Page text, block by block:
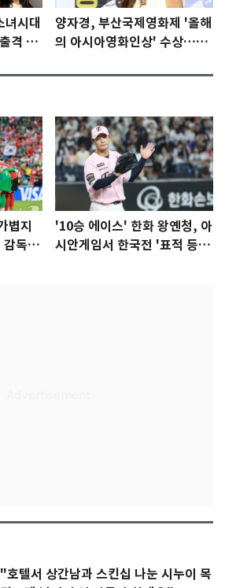
시대
격 [N
양자경, 부산국제영화제 '올해
의 아시아영화인상' 수상…15
볍지
감독'
'10승 에이스' 한화 왕옌청, 아
시안게임서 한국전 '표적 등
"호텔서 상간남과 스킨십 나눈 시누이 목